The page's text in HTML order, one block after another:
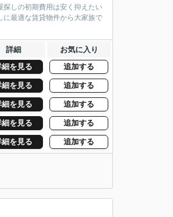
しの初期費用は安く抑えたい
に最適な賃貸物件から大家族で
詳細 お気に入り
細を見る 追加する
細を見る 追加する
細を見る 追加する
細を見る 追加する
細を見る 追加する